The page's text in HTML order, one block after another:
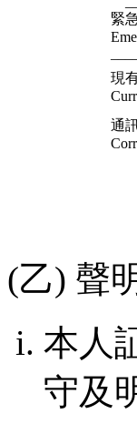
緊
現
通
(乙) 聲
本人
守及